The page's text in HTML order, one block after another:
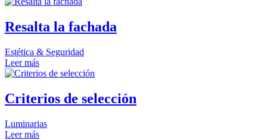
Resalta la fachada
Estética & Seguridad
Leer más
Criterios de selección
Luminarias
Leer más